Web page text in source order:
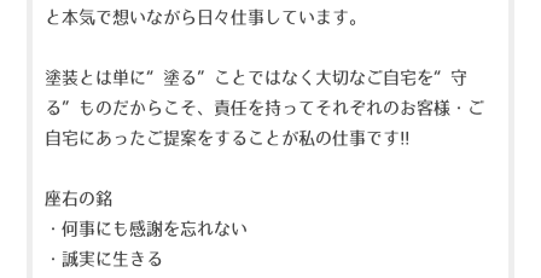
と本気で想いながら日々仕事しています。
塗装とは単に“塗る”ことではなく大切なご自宅を“守
る”ものだからこそ、責任を持ってそれぞれのお客様・ご
自宅にあったご提案をすることが私の仕事です!!
座右の銘
・何事にも感謝を忘れない
・誠実に生きる